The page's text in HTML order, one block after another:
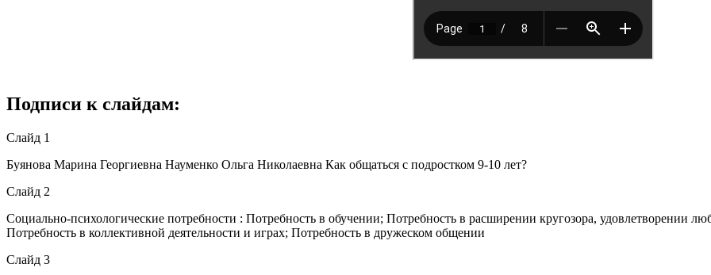
Подписи к слайдам:
Слайд 1
Буянова Марина Георгиевна Науменко Ольга Николаевна Как общаться с подростком 9-10 лет?
Слайд 2
Социально-психологические потребности : Потребность в обучении; Потребность в расширении кругозора, удовлетворении
Потребность в коллективной деятельности и играх; Потребность в дружеском общении
Слайд 3